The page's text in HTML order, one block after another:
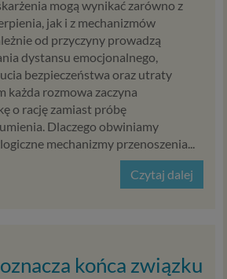
mogą wynikać zarówno z
jak i z mechanizmów
od przyczyny prowadzą
dystansu emocjonalnego,
bezpieczeństwa oraz utraty
każda rozmowa zaczyna
o rację zamiast próbę
Dlaczego obwiniamy
mechanizmy przenoszenia...
Czytaj dalej
końca związku
lub usługodawcą (np. dostawcą
danych). Dzięki temu możemy np.
lub najtańsze oferty
W każdym przypadku
zwalnia przekazującego z
ich przetwarzanie. Dane mogą być
publicznym, o ile upoważniają
przepisy i przedstawią
jednak nigdy w innym przypadku.
eksploatacyjnych w celu